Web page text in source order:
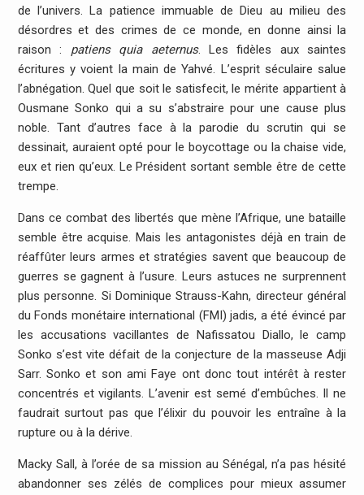
de l’univers. La patience immuable de Dieu au milieu des
désordres et des crimes de ce monde, en donne ainsi la
raison : patiens quia aeternus. Les fidèles aux saintes
écritures y voient la main de Yahvé. L’esprit séculaire salue
l’abnégation. Quel que soit le satisfecit, le mérite appartient à
Ousmane Sonko qui a su s’abstraire pour une cause plus
noble. Tant d’autres face à la parodie du scrutin qui se
dessinait, auraient opté pour le boycottage ou la chaise vide,
eux et rien qu’eux. Le Président sortant semble être de cette
trempe.
Dans ce combat des libertés que mène l’Afrique, une bataille
semble être acquise. Mais les antagonistes déjà en train de
réaffûter leurs armes et stratégies savent que beaucoup de
guerres se gagnent à l’usure. Leurs astuces ne surprennent
plus personne. Si Dominique Strauss-Kahn, directeur général
du Fonds monétaire international (FMI) jadis, a été évincé par
les accusations vacillantes de Nafissatou Diallo, le camp
Sonko s’est vite défait de la conjecture de la masseuse Adji
Sarr. Sonko et son ami Faye ont donc tout intérêt à rester
concentrés et vigilants. L’avenir est semé d’embûches. Il ne
faudrait surtout pas que l’élixir du pouvoir les entraîne à la
rupture ou à la dérive.
Macky Sall, à l’orée de sa mission au Sénégal, n’a pas hésité
abandonner ses zélés de complices pour mieux assumer